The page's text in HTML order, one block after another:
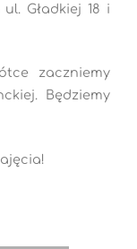
Gładkiej 18 i
zaczniemy
Będziemy